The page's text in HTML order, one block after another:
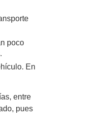
poco
En
entre
pues